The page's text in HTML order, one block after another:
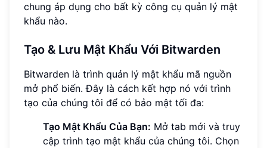
chung áp dụng cho bất kỳ công cụ quản lý mật
khẩu nào.
Tạo & Lưu Mật Khẩu Với Bitwarden
Bitwarden là trình quản lý mật khẩu mã nguồn
mở phổ biến. Đây là cách kết hợp nó với trình
tạo của chúng tôi để có bảo mật tối đa:
Tạo Mật Khẩu Của Bạn: Mở tab mới và truy
cập trình tạo mật khẩu của chúng tôi. Chọn